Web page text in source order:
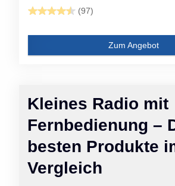
Kleines Radio mit
Fernbedienung –
besten Produkte
Vergleich
(97)
Zum Angebot